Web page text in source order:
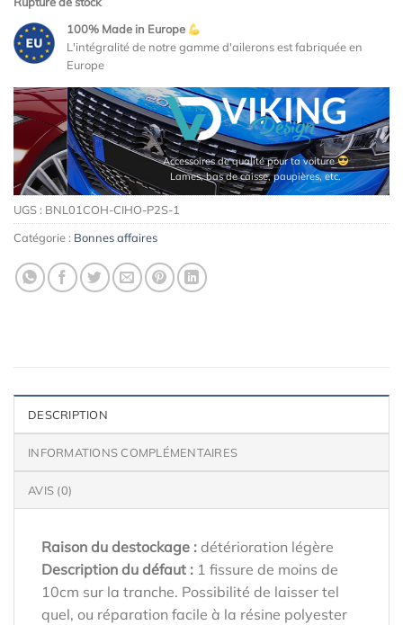
initial
était :
132,00€.
est :
60,00€.
100% Made in Europe
L'intégralité de notre gamme d'ailerons est fabriquée en
Europe
Accessoires de qualité pour ta voiture
Lames, bas de caisse, paupières, etc.
UGS : BNL01COH-CIHO-P2S-1
Catégorie : Bonnes affaires
DESCRIPTION
INFORMATIONS COMPLÉMENTAIRES
AVIS (0)
Raison du destockage : détérioration légère
Description du défaut : 1 fissure de moins de
10cm sur la tranche. Possibilité de laisser tel
quel, ou réparation facile à la résine polyester